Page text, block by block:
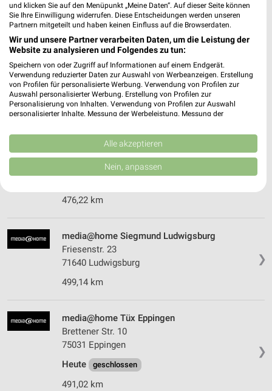
Edisonstr. 5
74076 Heilbronn
Heute
geschlossen
476,48 km • Angebote: 1 Prospekt
media@home Eberwein Heilbronn
Gartenstr. 60
74072 Heilbronn
476,22 km
❯
media@home Siegmund Ludwigsburg
Friesenstr. 23
71640 Ludwigsburg
499,14 km
❯
media@home Tüx Eppingen
Brettener Str. 10
75031 Eppingen
Heute
geschlossen
491,02 km
und klicken Sie auf den Menüpunkt „Meine Daten“. Auf dieser Seite können
Sie Ihre Einwilligung widerrufen. Diese Entscheidungen werden unseren
Partnern mitgeteilt und haben keinen Einfluss auf die Browserdaten.
Wir und unsere Partner verarbeiten Daten, um die Leistung der
Website zu analysieren und Folgendes zu tun:
Speichern von oder Zugriff auf Informationen auf einem Endgerät.
Verwendung reduzierter Daten zur Auswahl von Werbeanzeigen. Erstellung
von Profilen für personalisierte Werbung. Verwendung von Profilen zur
Auswahl personalisierter Werbung. Erstellung von Profilen zur
Personalisierung von Inhalten. Verwendung von Profilen zur Auswahl
personalisierter Inhalte. Messung der Werbeleistung. Messung der
Kombinationen von Daten aus verschiedenen Quellen. Entwicklung und
Verbesserung der Angebote. Verwendung reduzierter Daten zur Auswahl
von Inhalten.
Daten können außerhalb der Europäischen Union weitergegeben und in die
Website/App.
IAB-Verarbeitungszwecke:
Speichern von oder Zugriff auf Informationen
Erstellung von Profilen für personalisierte
Verwendung von Profilen zur Auswahl
Alle akzeptieren
Nein, anpassen